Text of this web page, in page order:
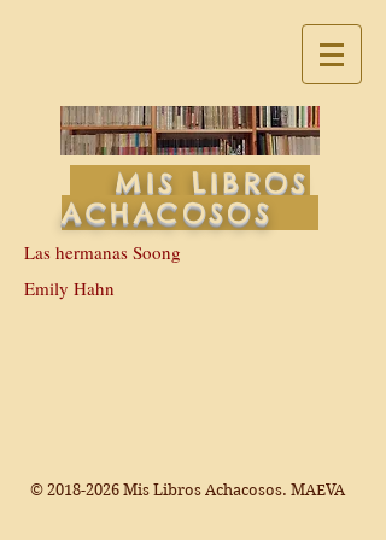
MIS LIBROS
ACHACOSOS
Las hermanas Soong
Emily Hahn
© 2018-2026 Mis Libros Achacosos. MAEVA